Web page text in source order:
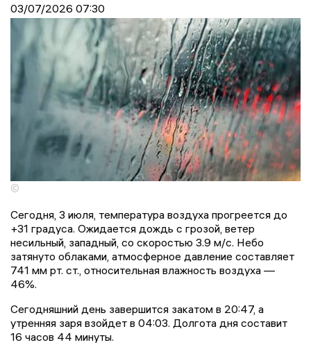
03/07/2026 07:30
©
Сегодня, 3 июля, температура воздуха прогреется до
+31 градуса. Ожидается дождь с грозой, ветер
несильный, западный, со скоростью 3.9 м/с. Небо
затянуто облаками, атмосферное давление составляет
741 мм рт. ст., относительная влажность воздуха —
46%.
Сегодняшний день завершится закатом в 20:47, а
утренняя заря взойдет в 04:03. Долгота дня составит
16 часов 44 минуты.